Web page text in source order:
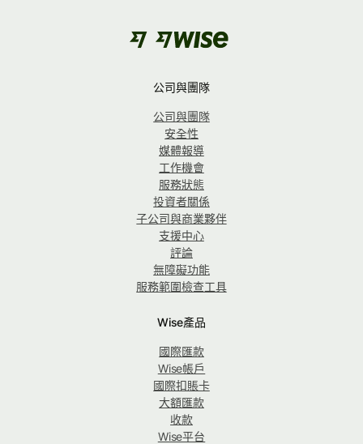
公司與團隊
公司與團隊
安全性
媒體報導
工作機會
服務狀態
投資者關係
子公司與商業夥伴
支援中心
評論
無障礙功能
服務範圍檢查工具
Wise產品
國際匯款
Wise帳戶
國際扣賬卡
大額匯款
收款
Wise平台